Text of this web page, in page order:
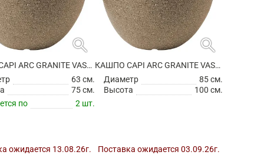
search
КАШПО CAPI ARC GRANITE VASE ELEGANT DELUXE WARM TAUPE
63 см.
75 см.
по
2 шт.
ожидается 13.08.26г.
search
КАШПО CAPI ARC GRANITE VASE ELEGANT DELUXE WARM TAUPE
Диаметр
85 см.
Высота
100 см.
Поставка ожидается 03.09.26г.